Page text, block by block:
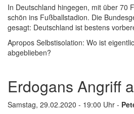
In Deutschland hingegen, mit über 70
schön ins Fußballstadion. Die
gesagt: Deutschland ist bestens
Apropos Selbstisolation: Wo ist
abgeblieben?
Erdogans Angriff
Samstag, 29.02.2020 - 19:00 Uhr -